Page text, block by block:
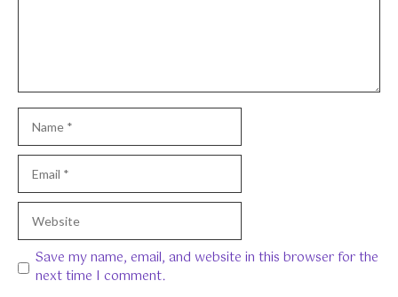
Name
Email
Website
Save my name, email, and website in this browser for the
next time I comment.